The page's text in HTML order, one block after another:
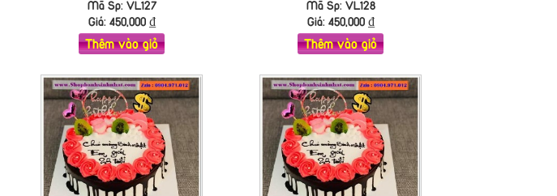
Mã Sp: VL127
Giá: 450,000₫
Thêm vào giỏ
Mã Sp: VL128
Giá: 450,000₫
Thêm vào giỏ